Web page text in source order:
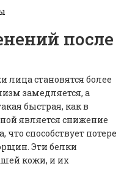
после
лица становятся более
замедляется, а
быстрая, как в
является снижение
что способствует потере
Эти белки
кожи, и их